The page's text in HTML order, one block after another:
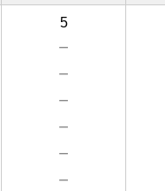
5
－
－
－
－
－
－